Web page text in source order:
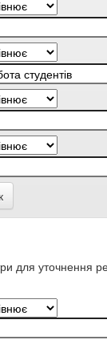
для уточнення